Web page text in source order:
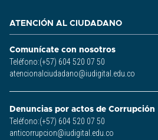
ATENCIÓN AL CIUDADANO
Comunícate con nosotros
Teléfono:(+57) 604 520 07 50
atencionalciudadano@iudigital.edu.co
Denuncias por actos de Corrupción
Teléfono:(+57) 604 520 07 50
anticorrupcion@iudigital.edu.co